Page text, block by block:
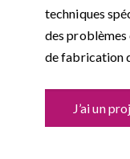
techniques
des
de fabrication
J’ai un